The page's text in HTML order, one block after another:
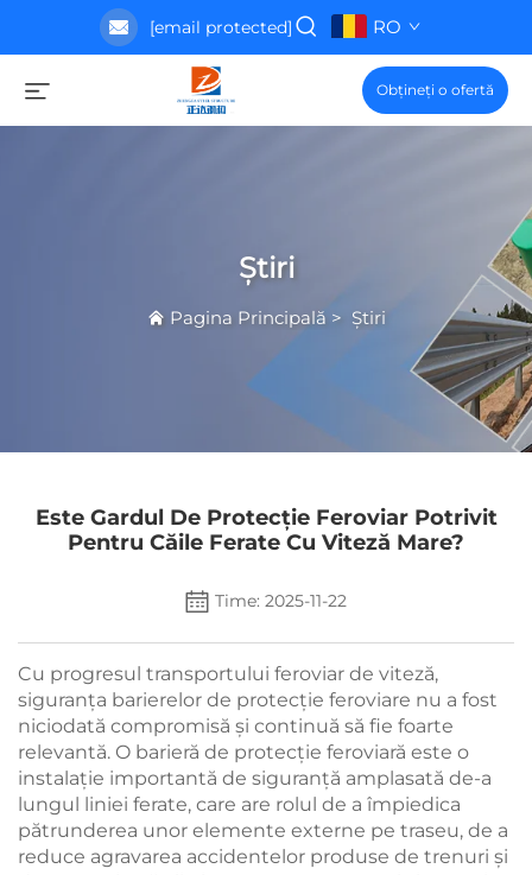
[email protected] RO
Obțineți o ofertă
Știri
Pagina Principală > Știri
Este Gardul De Protecție Feroviar Potrivit
Pentru Căile Ferate Cu Viteză Mare?
Time: 2025-11-22
Cu progresul transportului feroviar de viteză,
siguranța barierelor de protecție feroviare nu a fost
niciodată compromisă și continuă să fie foarte
relevantă. O barieră de protecție feroviară este o
instalație importantă de siguranță amplasată de-a
lungul liniei ferate, care are rolul de a împiedica
pătrunderea unor elemente externe pe traseu, de a
reduce agravarea accidentelor produse de trenuri și